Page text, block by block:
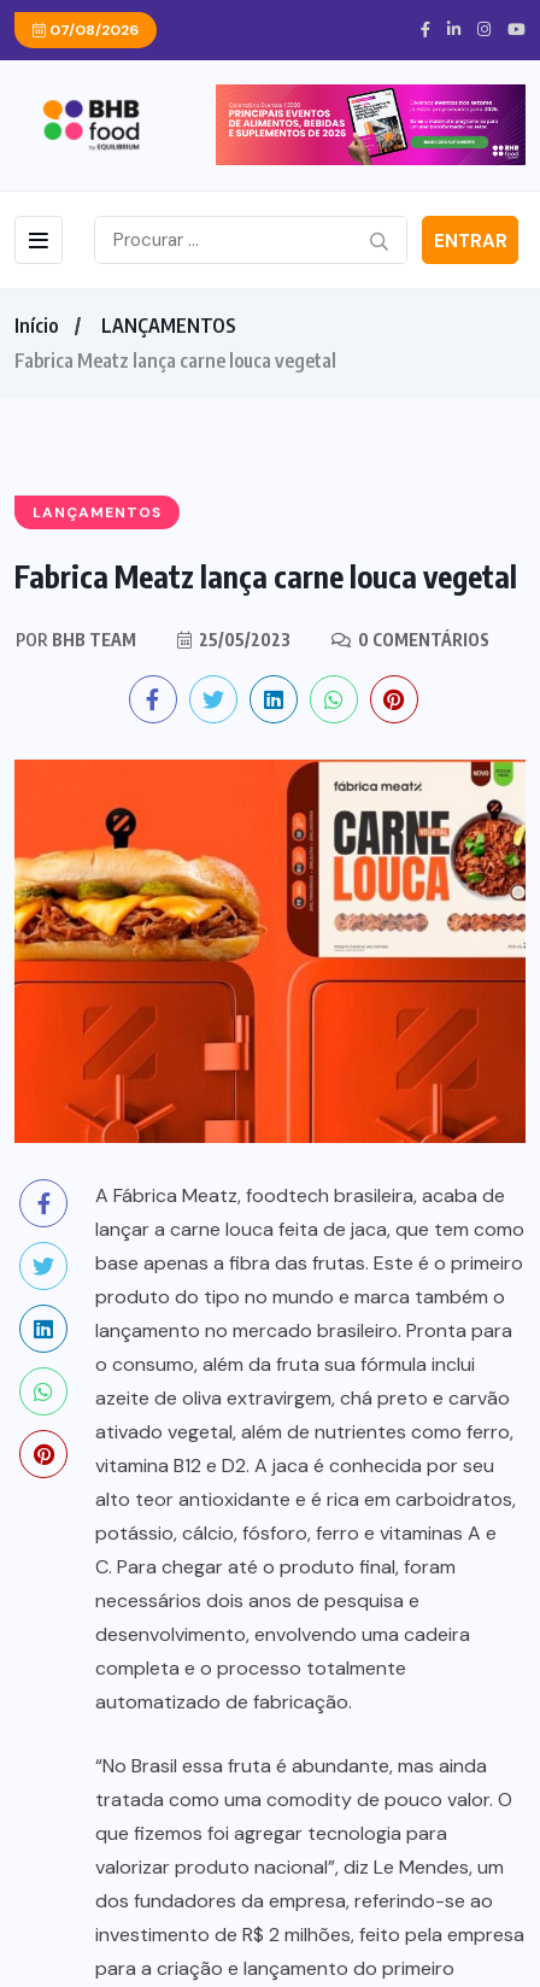
07/08/2026
ENTRAR
Início
LANÇAMENTOS
Fabrica Meatz lança carne louca vegetal
LANÇAMENTOS
Fabrica Meatz lança carne louca vegetal
POR BHB TEAM 25/05/2023 0 COMENTÁRIOS
A Fábrica Meatz, foodtech brasileira, acaba de
lançar a carne louca feita de jaca, que tem como
base apenas a fibra das frutas. Este é o primeiro
produto do tipo no mundo e marca também o
lançamento no mercado brasileiro. Pronta para
o consumo, além da fruta sua fórmula inclui
azeite de oliva extravirgem, chá preto e carvão
ativado vegetal, além de nutrientes como ferro,
vitamina B12 e D2. A jaca é conhecida por seu
alto teor antioxidante e é rica em carboidratos,
potássio, cálcio, fósforo, ferro e vitaminas A e
C. Para chegar até o produto final, foram
necessários dois anos de pesquisa e
desenvolvimento, envolvendo uma cadeira
completa e o processo totalmente
automatizado de fabricação.
“No Brasil essa fruta é abundante, mas ainda
tratada como uma comodity de pouco valor. O
que fizemos foi agregar tecnologia para
valorizar produto nacional”, diz Le Mendes, um
dos fundadores da empresa, referindo-se ao
investimento de R$ 2 milhões, feito pela empresa
para a criação e lançamento do primeiro